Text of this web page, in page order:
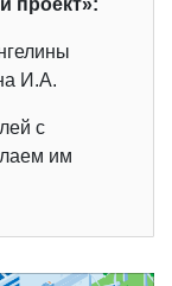
проект»:
И.А.
с
им